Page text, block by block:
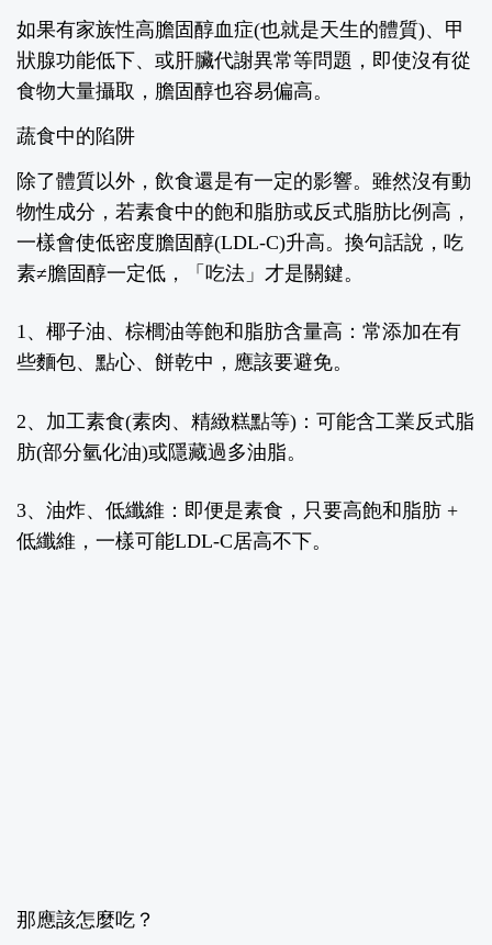
如果有家族性高膽固醇血症(也就是天生的體質)、甲
狀腺功能低下、或肝臟代謝異常等問題，即使沒有從
食物大量攝取，膽固醇也容易偏高。
蔬食中的陷阱
除了體質以外，飲食還是有一定的影響。雖然沒有動
物性成分，若素食中的飽和脂肪或反式脂肪比例高，
一樣會使低密度膽固醇(LDL-C)升高。換句話說，吃
素≠膽固醇一定低，「吃法」才是關鍵。
1、椰子油、棕櫚油等飽和脂肪含量高： 常添加在有
些麵包、點心、餅乾中，應該要避免。
2、加工素食(素肉、精緻糕點等)： 可能含工業反式脂
肪(部分氫化油)或隱藏過多油脂。
3、油炸、低纖維： 即便是素食，只要高飽和脂肪 +
低纖維，一樣可能LDL-C居高不下。
那應該怎麼吃？